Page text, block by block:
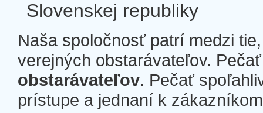
Slovenskej republiky
Naša spoločnosť patrí medzi
verejných obstarávateľov.
obstarávateľov. Pečať
prístupe a jednaní k